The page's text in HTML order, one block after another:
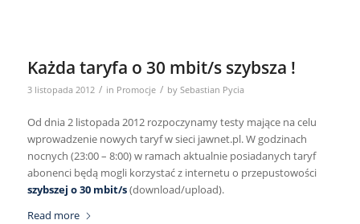
Każda taryfa o 30 mbit/s szybsza !
3 listopada 2012 / in Promocje / by Sebastian Pycia
Od dnia 2 listopada 2012 rozpoczynamy testy mające na celu
wprowadzenie nowych taryf w sieci jawnet.pl. W godzinach
nocnych (23:00 – 8:00) w ramach aktualnie posiadanych taryf
abonenci będą mogli korzystać z internetu o przepustowości
szybszej o 30 mbit/s(download/upload).
Read more